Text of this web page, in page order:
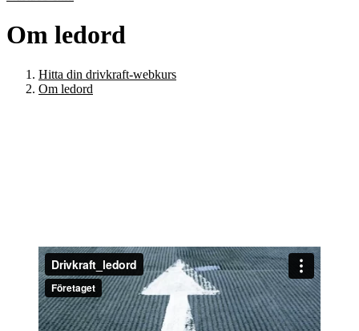
Om ledord
Hitta din drivkraft-webkurs
Om ledord